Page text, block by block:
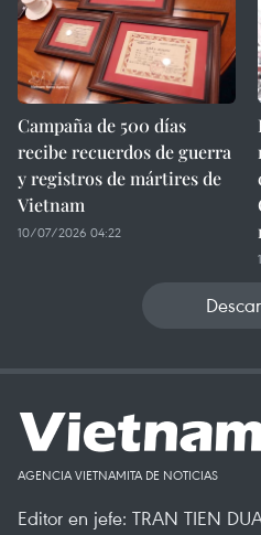
Campaña de 500 días
recibe recuerdos de guerra
y registros de mártires de
Vietnam
10/07/2026 04:22
AGENCIA VIETNAMITA DE NOTICIAS
Editor en jefe: TRAN TIEN